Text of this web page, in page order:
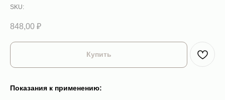
SKU:
848,00 ₽
Купить
Показания к применению: